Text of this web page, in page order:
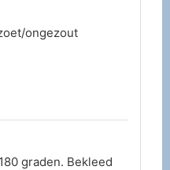
ongezout
graden. Bekleed